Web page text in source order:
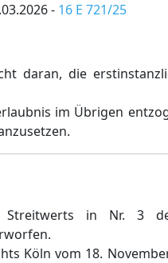
- 16 E 721/25
daran, die
im Übrigen
in Nr. 3
Köln vom 18.